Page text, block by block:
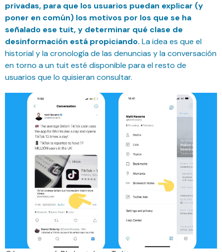
privadas, para que los usuarios puedan explicar (y
poner en común) los motivos por los que se ha
señalado ese tuit, y determinar qué clase de
desinformación está propiciando. La idea es que el
historial y la cronología de las denuncias y la conversación
en torno a un tuit esté disponible para el resto de
usuarios que lo quisieran consultar.